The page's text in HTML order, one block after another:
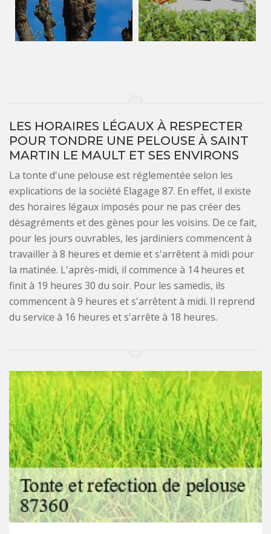
LES HORAIRES LÉGAUX À RESPECTER
POUR TONDRE UNE PELOUSE À SAINT
MARTIN LE MAULT ET SES ENVIRONS
La tonte d'une pelouse est réglementée selon les
explications de la société Elagage 87. En effet, il existe
des horaires légaux imposés pour ne pas créer des
désagréments et des gènes pour les voisins. De ce fait,
pour les jours ouvrables, les jardiniers commencent à
travailler à 8 heures et demie et s'arrêtent à midi pour
la matinée. L'après-midi, il commence à 14 heures et
finit à 19 heures 30 du soir. Pour les samedis, ils
commencent à 9 heures et s'arrêtent à midi. Il reprend
du service à 16 heures et s'arrête à 18 heures.